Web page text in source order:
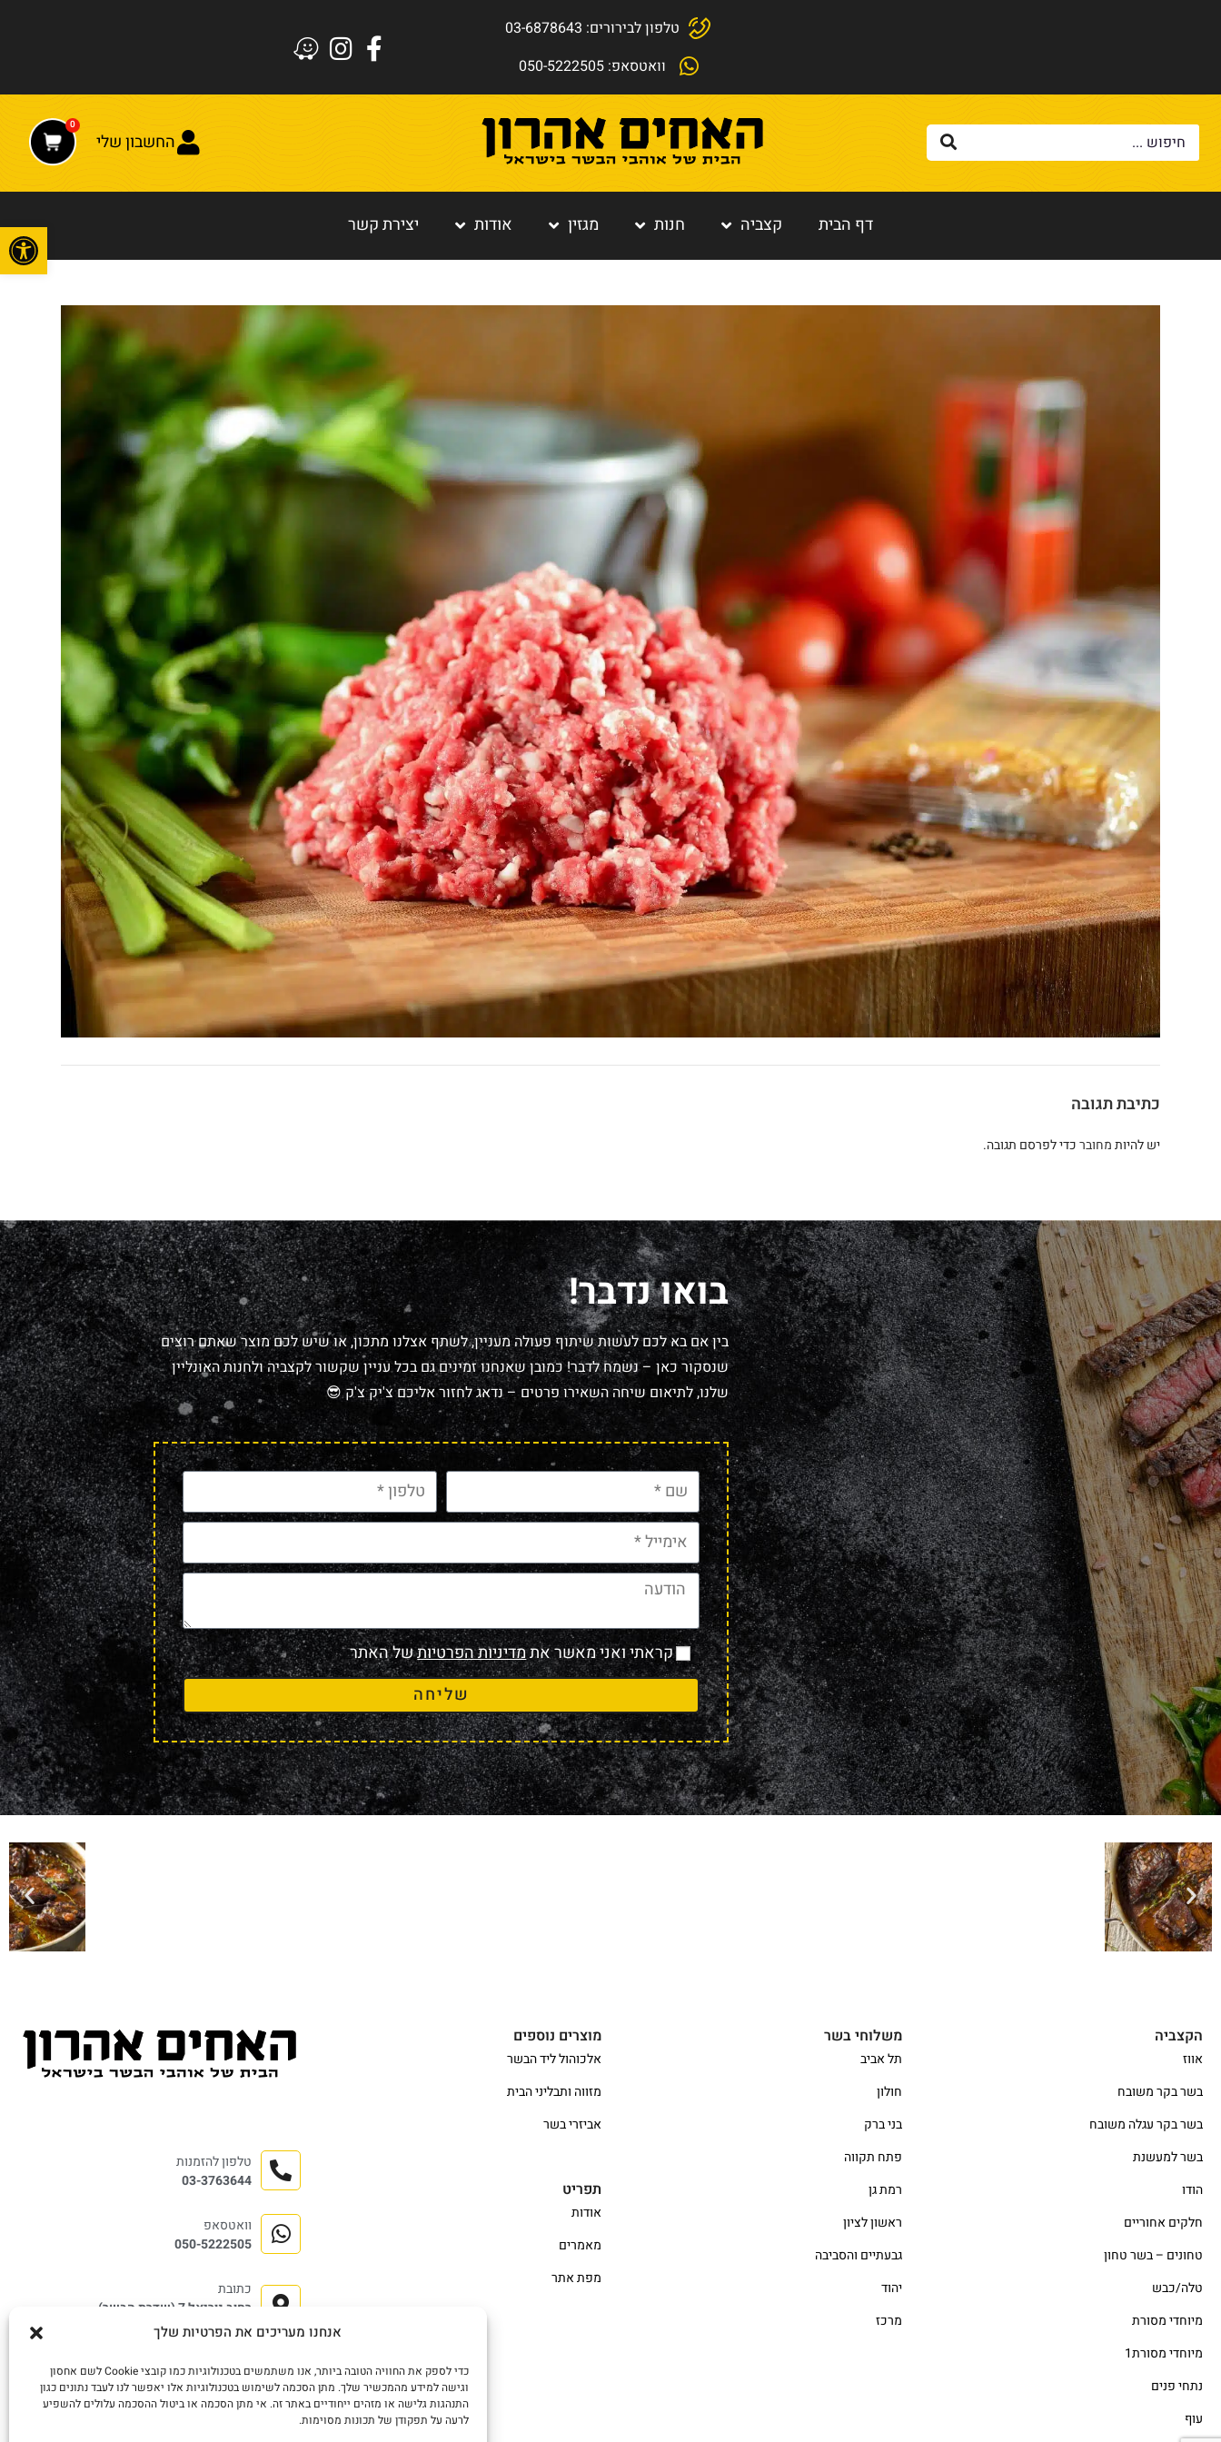
אנחנו מעריכים את הפרטיות שלך
כדי לספק את החוויה הטובה ביותר, אנו משתמשים בטכנולוגיות כמו קובצי Cookie לשם אחסון
וגישה למידע מהמכשיר שלך. מתן הסכמה לשימוש בטכנולוגיות אלו יאפשר לנו לעבד נתונים כגון
התנהגות גלישה או מזהים ייחודיים באתר זה. אי מתן הסכמה או ביטול ההסכמה עלולים להשפיע
לרעה על תפקודן של תכונות מסוימות.
טלפון לבירורים: 03-6878643
וואטסאפ: 050-5222505
החשבון שלי
0
דף הבית קצביה חנות מגזין אודות יצירת קשר
כתיבת תגובה
יש להיותמחוברכדי לפרסם תגובה.
בואו נדבר!
בין אם בא לכם לעשות שיתוף פעולה מעניין, לשתף אצלנו מתכון, או שיש לכם מוצר שאתם רוצים
שנסקור כאן – נשמח לדבר! כמובן שאנחנו זמינים גם בכל עניין שקשור לקצביה ולחנות האונליין
שלנו, לתיאום שיחה השאירו פרטים – נדאג לחזור אליכם צ'יק צ'ק 😎
קראתי ואני מאשר אתמדיניות הפרטיותשל האתר
שליחה
הקצביה
אווז
בשר בקר משובח
בשר בקר עגלה משובח
בשר למעשנת
הודו
חלקים אחוריים
טחונים – בשר טחון
טלה/כבש
מיוחדי מסורת
מיוחדי מסורת1
נתחי פנים
עוף
משלוחי בשר
תל אביב
חולון
בני ברק
פתח תקווה
רמת גן
ראשון לציון
גבעתיים והסביבה
יהוד
מרכז
מוצרים נוספים
אלכוהול ליד הבשר
מזווה ותבליני הבית
אביזרי בשר
תפריט
אודות
מאמרים
מפת אתר
טלפון להזמנות
03-3763644
וואטסאפ
050-5222505
כתובת
רחוב נוריאל 7 (שדרת הבשר)
שוק התקווה, תל אביב.